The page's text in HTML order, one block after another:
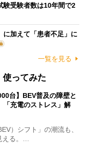
験受験者数は10年間で2
に加えて「患者不足」に
一覧を見る
使ってみた
台】BEV普及の障壁と
「充電のストレス」解
）シフト」の潮流も、
える。…